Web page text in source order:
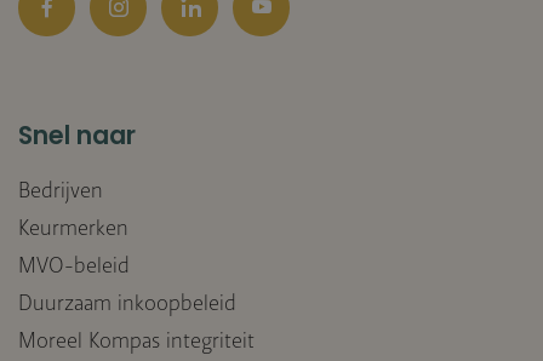
Snel naar
Bedrijven
Keurmerken
MVO-beleid
Duurzaam inkoopbeleid
Moreel Kompas integriteit